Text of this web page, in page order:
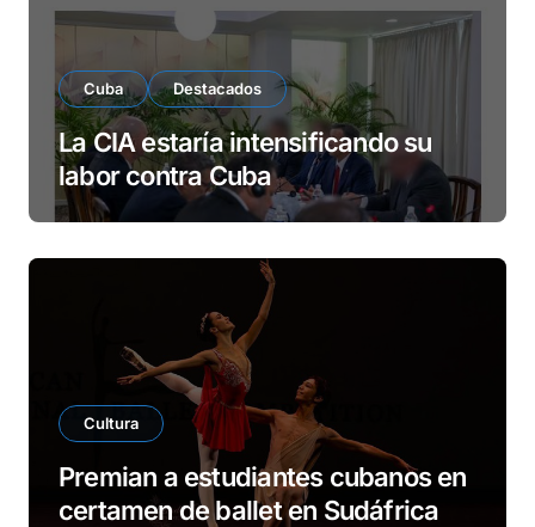
Cuba Destacados
La CIA estaría intensificando su
labor contra Cuba
Cultura
Premian a estudiantes cubanos en
certamen de ballet en Sudáfrica